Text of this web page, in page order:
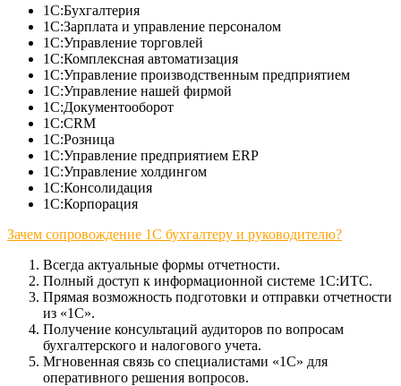
1С:Бухгалтерия
1С:Зарплата и управление персоналом
1С:Управление торговлей
1С:Комплексная автоматизация
1С:Управление производственным предприятием
1С:Управление нашей фирмой
1С:Документооборот
1С:CRM
1С:Розница
1С:Управление предприятием ERP
1С:Управление холдингом
1С:Консолидация
1С:Корпорация
Зачем сопровождение 1С бухгалтеру и руководителю?
Всегда актуальные формы отчетности.
Полный доступ к информационной системе 1С:ИТС.
Прямая возможность подготовки и отправки отчетности
из «1С».
Получение консультаций аудиторов по вопросам
бухгалтерского и налогового учета.
Мгновенная связь со специалистами «1С» для
оперативного решения вопросов.